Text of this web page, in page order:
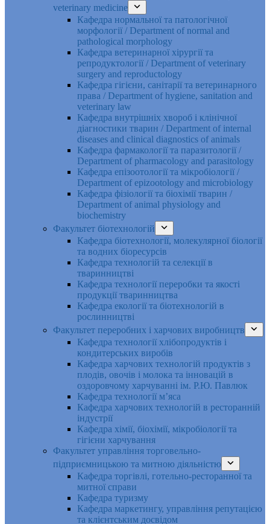
veterinary medicine
Кафедра нормальної та патологічної
морфології / Department of normal and
pathological morphology
Кафедра ветеринарної хірургії та
репродуктології / Department of veterinary
surgery and reproductology
Кафедра гігієни, санітарії та ветеринарного
права / Department of hygiene, sanitation and
veterinary law
Кафедра внутрішніх хвороб і клінічної
діагностики тварин / Department of internal
diseases and clinical diagnostics of animals
Кафедра фармакології та паразитології /
Department of pharmacology and parasitology
Кафедра епізоотології та мікробіології /
Department of epizootology and microbiology
Кафедра фізіології та біохімії тварин /
Department of animal physiology and
biochemistry
Факультет біотехнологій
Кафедра біотехнології, молекулярної біології
та водних біоресурсів
Кафедра технологій та селекції в
тваринництві
Кафедра технології переробки та якості
продукції тваринництва
Кафедра екології та біотехнологій в
рослинництві
Факультет переробних і харчових виробництв
Кафедра технології хлібопродуктів і
кондитерських виробів
Кафедра харчових технологій продуктів з
плодів, овочів і молока та інновацій в
оздоровчому харчуванні ім. Р.Ю. Павлюк
Кафедра технології м’яса
Кафедра харчових технологій в ресторанній
індустрії
Кафедра хімії, біохімії, мікробіології та
гігієни харчування
Факультет управління торговельно-
підприємницькою та митною діяльністю
Кафедра торгівлі, готельно-ресторанної та
митної справи
Кафедра туризму
Кафедра маркетингу, управління репутацією
та клієнтським досвідом